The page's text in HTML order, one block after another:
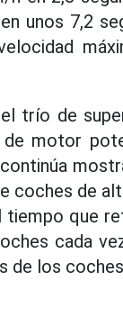
unos 7,2
trío de
de motor
coches de
tiempo que
cada
de los